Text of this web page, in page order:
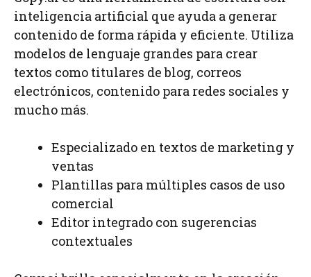
inteligencia artificial que ayuda a generar
contenido de forma rápida y eficiente. Utiliza
modelos de lenguaje grandes para crear
textos como titulares de blog, correos
electrónicos, contenido para redes sociales y
mucho más.
Especializado en textos de marketing y
ventas
Plantillas para múltiples casos de uso
comercial
Editor integrado con sugerencias
contextuales